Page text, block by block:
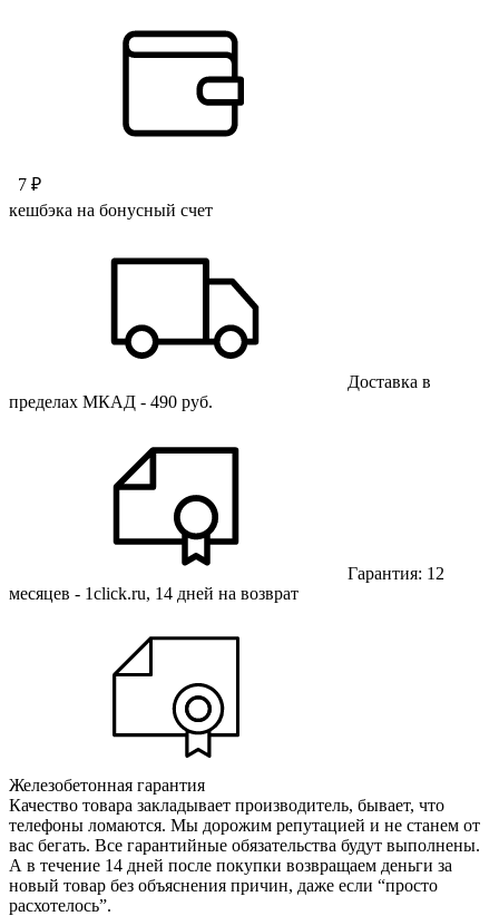
7 ₽
кешбэка на бонусный счет
Доставка в
пределах МКАД - 490 руб.
Гарантия: 12
месяцев - 1click.ru, 14 дней на возврат
Железобетонная гарантия
Качество товара закладывает производитель, бывает, что
телефоны ломаются. Мы дорожим репутацией и не станем от
вас бегать. Все гарантийные обязательства будут выполнены.
А в течение 14 дней после покупки возвращаем деньги за
новый товар без объяснения причин, даже если “просто
расхотелось”.